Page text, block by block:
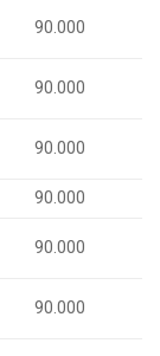
90.000
90.000
90.000
90.000
90.000
90.000